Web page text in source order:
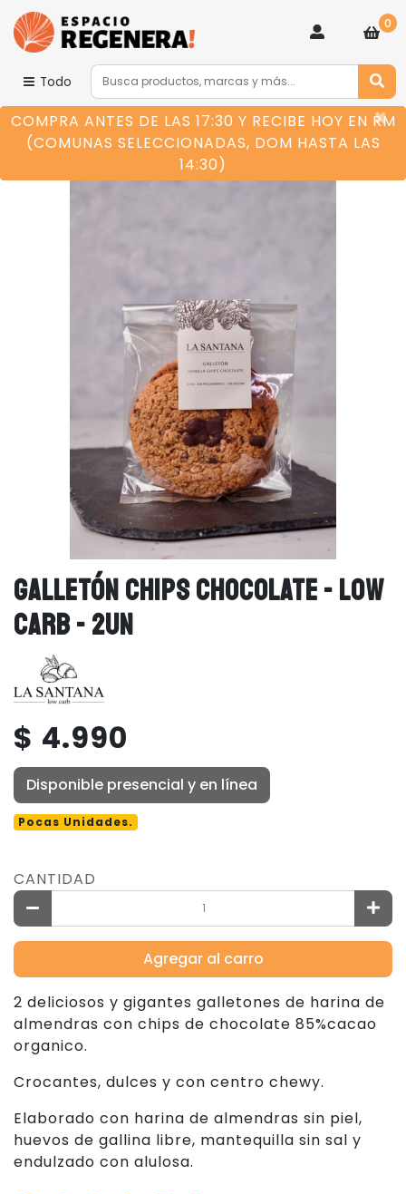
Todo
0
COMPRA ANTES DE LAS 17:30 Y RECIBE HOY EN RM
(COMUNAS SELECCIONADAS, DOM HASTA LAS
14:30)
×
GALLETÓN CHIPS CHOCOLATE - LOW
CARB - 2UN
$ 4.990
Disponible presencial y en línea
Pocas Unidades.
CANTIDAD
Agregar al carro
2 deliciosos y gigantes galletones de harina de
almendras con chips de chocolate 85%cacao
organico.
Crocantes, dulces y con centro chewy.
Elaborado con harina de almendras sin piel,
huevos de gallina libre, mantequilla sin sal y
endulzado con alulosa.